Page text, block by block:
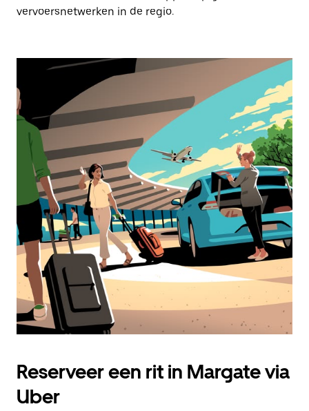
vervoersnetwerken in de regio.
Reserveer een rit in Margate via
Uber